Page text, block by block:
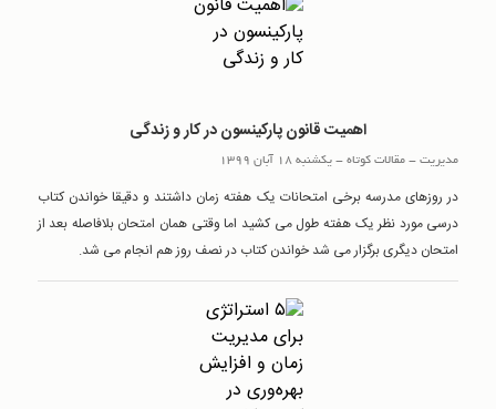
اهمیت قانون پارکينسون در کار و زندگی
مدیریت-مقالات کوتاه-یکشنبه 18 آبان 1399
در روزهای مدرسه برخی امتحانات یک هفته زمان داشتند و دقیقا خواندن کتاب
درسی مورد نظر یک هفته طول می کشید اما وقتی همان امتحان بلافاصله بعد از
امتحان دیگری برگزار می شد خواندن کتاب در نصف روز هم انجام می شد.